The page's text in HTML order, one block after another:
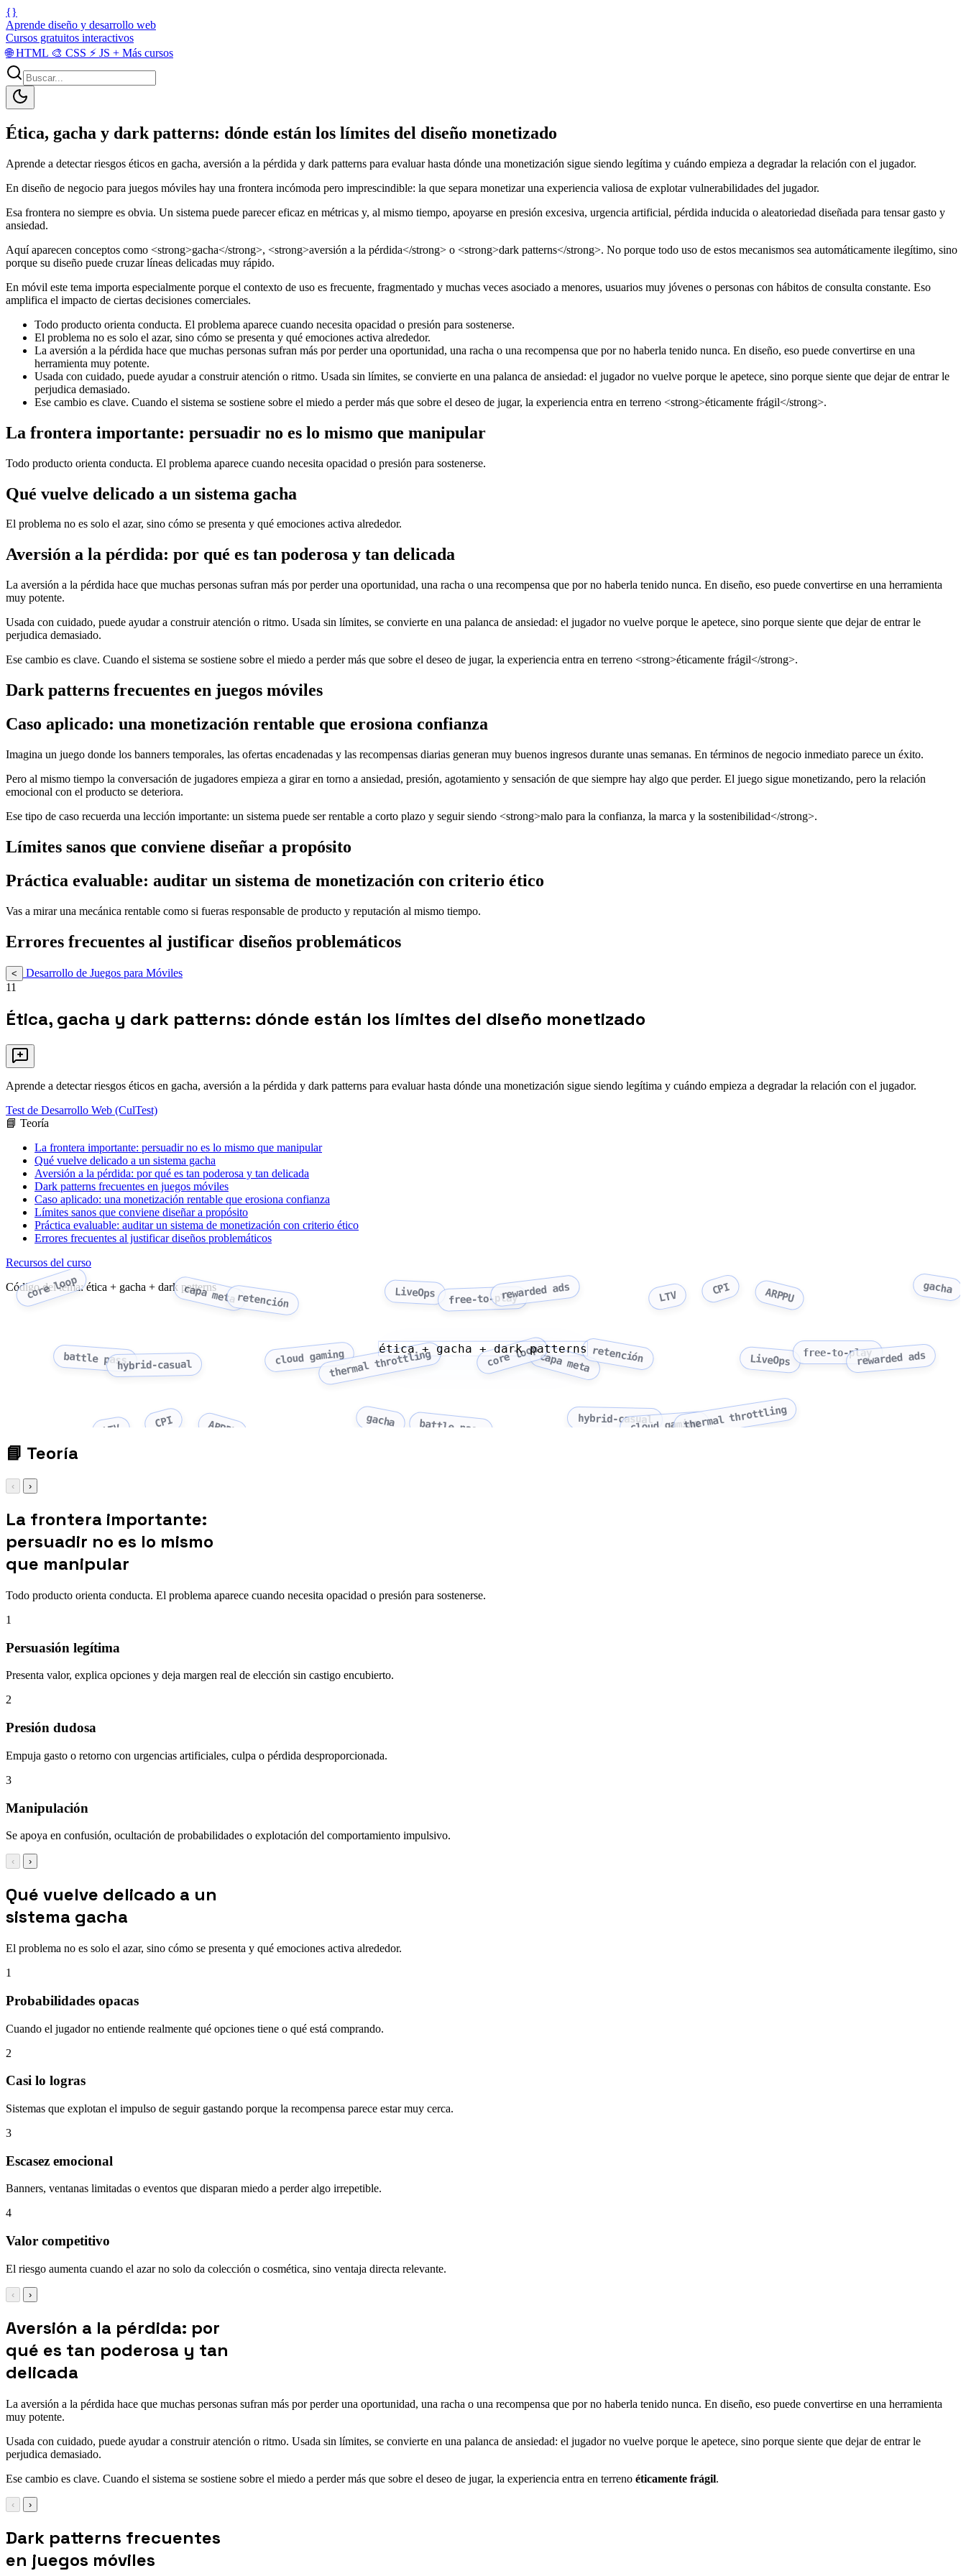
{}
Aprende diseño y desarrollo web
Cursos gratuitos interactivos
🌐HTML 🎨 CSS ⚡ JS + Más cursos
Ética, gacha y dark patterns: dónde están los límites del diseño monetizado
Aprende a detectar riesgos éticos en gacha, aversión a la pérdida y dark patterns para evaluar hasta dónde una monetización sigue siendo legítima y cuándo empieza a degradar la relación con el jugador.
En diseño de negocio para juegos móviles hay una frontera incómoda pero imprescindible: la que separa monetizar una experiencia valiosa de explotar vulnerabilidades del jugador.
Esa frontera no siempre es obvia. Un sistema puede parecer eficaz en métricas y, al mismo tiempo, apoyarse en presión excesiva, urgencia artificial, pérdida inducida o aleatoriedad diseñada para tensar gasto y
ansiedad.
Aquí aparecen conceptos como <strong>gacha</strong>, <strong>aversión a la pérdida</strong> o <strong>dark patterns</strong>. No porque todo uso de estos mecanismos sea automáticamente ilegítimo, sino
porque su diseño puede cruzar líneas delicadas muy rápido.
En móvil este tema importa especialmente porque el contexto de uso es frecuente, fragmentado y muchas veces asociado a menores, usuarios muy jóvenes o personas con hábitos de consulta constante. Eso
amplifica el impacto de ciertas decisiones comerciales.
Todo producto orienta conducta. El problema aparece cuando necesita opacidad o presión para sostenerse.
El problema no es solo el azar, sino cómo se presenta y qué emociones activa alrededor.
La aversión a la pérdida hace que muchas personas sufran más por perder una oportunidad, una racha o una recompensa que por no haberla tenido nunca. En diseño, eso puede convertirse en una
herramienta muy potente.
Usada con cuidado, puede ayudar a construir atención o ritmo. Usada sin límites, se convierte en una palanca de ansiedad: el jugador no vuelve porque le apetece, sino porque siente que dejar de entrar le
perjudica demasiado.
Ese cambio es clave. Cuando el sistema se sostiene sobre el miedo a perder más que sobre el deseo de jugar, la experiencia entra en terreno <strong>éticamente frágil</strong>.
La frontera importante: persuadir no es lo mismo que manipular
Todo producto orienta conducta. El problema aparece cuando necesita opacidad o presión para sostenerse.
Qué vuelve delicado a un sistema gacha
El problema no es solo el azar, sino cómo se presenta y qué emociones activa alrededor.
Aversión a la pérdida: por qué es tan poderosa y tan delicada
La aversión a la pérdida hace que muchas personas sufran más por perder una oportunidad, una racha o una recompensa que por no haberla tenido nunca. En diseño, eso puede convertirse en una herramienta
muy potente.
Usada con cuidado, puede ayudar a construir atención o ritmo. Usada sin límites, se convierte en una palanca de ansiedad: el jugador no vuelve porque le apetece, sino porque siente que dejar de entrar le
perjudica demasiado.
Ese cambio es clave. Cuando el sistema se sostiene sobre el miedo a perder más que sobre el deseo de jugar, la experiencia entra en terreno <strong>éticamente frágil</strong>.
Dark patterns frecuentes en juegos móviles
Caso aplicado: una monetización rentable que erosiona confianza
Imagina un juego donde los banners temporales, las ofertas encadenadas y las recompensas diarias generan muy buenos ingresos durante unas semanas. En términos de negocio inmediato parece un éxito.
Pero al mismo tiempo la conversación de jugadores empieza a girar en torno a ansiedad, presión, agotamiento y sensación de que siempre hay algo que perder. El juego sigue monetizando, pero la relación
emocional con el producto se deteriora.
Ese tipo de caso recuerda una lección importante: un sistema puede ser rentable a corto plazo y seguir siendo <strong>malo para la confianza, la marca y la sostenibilidad</strong>.
Límites sanos que conviene diseñar a propósito
Práctica evaluable: auditar un sistema de monetización con criterio ético
Vas a mirar una mecánica rentable como si fueras responsable de producto y reputación al mismo tiempo.
Errores frecuentes al justificar diseños problemáticos
<
Desarrollo de Juegos para Móviles
11
Ética, gacha y dark patterns: dónde están los límites del diseño monetizado
Aprende a detectar riesgos éticos en gacha, aversión a la pérdida y dark patterns para evaluar hasta dónde una monetización sigue siendo legítima y cuándo empieza a degradar la relación con el jugador.
Test de Desarrollo Web (CulTest)
📘 Teoría
La frontera importante: persuadir no es lo mismo que manipular
Qué vuelve delicado a un sistema gacha
Aversión a la pérdida: por qué es tan poderosa y tan delicada
Dark patterns frecuentes en juegos móviles
Caso aplicado: una monetización rentable que erosiona confianza
Límites sanos que conviene diseñar a propósito
Práctica evaluable: auditar un sistema de monetización con criterio ético
Errores frecuentes al justificar diseños problemáticos
Recursos del curso
Código del tema: ética + gacha + dark patterns
core loop capa metaretención LiveOps free-to-playrewarded ads LTV CPI ARPPU gacha
battle passhybrid-casual cloud gamingthermal throttling core loopcapa metaretención LiveOps
free-to-playrewarded ads
LTV
CPI ARPPU gacha battle pass hybrid-casualcloud gamingthermal throttling
ética + gacha + dark patterns
📘 Teoría
‹ ›
La frontera importante:
persuadir no es lo mismo
que manipular
Todo producto orienta conducta. El problema aparece cuando necesita opacidad o presión para sostenerse.
1
Persuasión legítima
Presenta valor, explica opciones y deja margen real de elección sin castigo encubierto.
2
Presión dudosa
Empuja gasto o retorno con urgencias artificiales, culpa o pérdida desproporcionada.
3
Manipulación
Se apoya en confusión, ocultación de probabilidades o explotación del comportamiento impulsivo.
‹ ›
Qué vuelve delicado a un
sistema gacha
El problema no es solo el azar, sino cómo se presenta y qué emociones activa alrededor.
1
Probabilidades opacas
Cuando el jugador no entiende realmente qué opciones tiene o qué está comprando.
2
Casi lo logras
Sistemas que explotan el impulso de seguir gastando porque la recompensa parece estar muy cerca.
3
Escasez emocional
Banners, ventanas limitadas o eventos que disparan miedo a perder algo irrepetible.
4
Valor competitivo
El riesgo aumenta cuando el azar no solo da colección o cosmética, sino ventaja directa relevante.
‹ ›
Aversión a la pérdida: por
qué es tan poderosa y tan
delicada
La aversión a la pérdida hace que muchas personas sufran más por perder una oportunidad, una racha o una recompensa que por no haberla tenido nunca. En diseño, eso puede convertirse en una herramienta
muy potente.
Usada con cuidado, puede ayudar a construir atención o ritmo. Usada sin límites, se convierte en una palanca de ansiedad: el jugador no vuelve porque le apetece, sino porque siente que dejar de entrar le
perjudica demasiado.
Ese cambio es clave. Cuando el sistema se sostiene sobre el miedo a perder más que sobre el deseo de jugar, la experiencia entra en terreno éticamente frágil.
‹ ›
Dark patterns frecuentes
en juegos móviles